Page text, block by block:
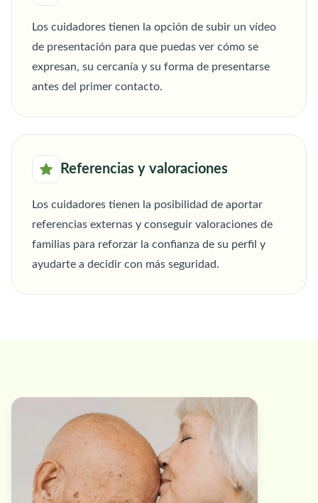
Los cuidadores tienen la opción de subir un vídeo
de presentación para que puedas ver cómo se
expresan, su cercanía y su forma de presentarse
antes del primer contacto.
Referencias y valoraciones
Los cuidadores tienen la posibilidad de aportar
referencias externas y conseguir valoraciones de
familias para reforzar la confianza de su perfil y
ayudarte a decidir con más seguridad.